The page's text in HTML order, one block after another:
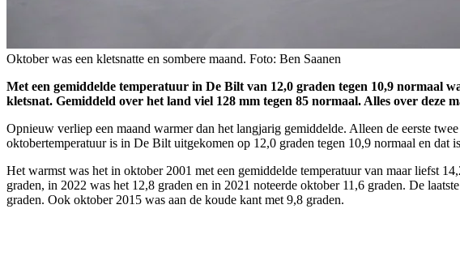
Oktober was een kletsnatte en sombere maand. Foto: Ben Saanen
Met een gemiddelde temperatuur in De Bilt van 12,0 graden tegen 10,9 normaal
kletsnat. Gemiddeld over het land viel 128 mm tegen 85 normaal. Alles over deze
Opnieuw verliep een maand warmer dan het langjarig gemiddelde. Alleen de eerste
oktobertemperatuur is in De Bilt uitgekomen op 12,0 graden tegen 10,9 normaal en dat
Het warmst was het in oktober 2001 met een gemiddelde temperatuur van maar liefst
graden, in 2022 was het 12,8 graden en in 2021 noteerde oktober 11,6 graden. De
graden. Ook oktober 2015 was aan de koude kant met 9,8 graden.